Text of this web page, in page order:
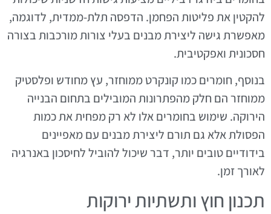
להקטין את פליטות הפחמן. הדפסה תלת-ממדית, לדוגמה,
מאפשרת גישה ליצירת מבנים בעלי צורות מורכבות בצורה
חסכונית ואפקטיבית.
בנוסף, חומרים כמו קונקרט ממוחזר, עץ מחודש ופלסטיק
ממוחזר הם חלק מהפתרונות המובילים בתחום הבנייה
הירוקה. שימוש בחומרים אלו לא רק מפחית את כמות
הפסולת אלא גם תורם ליצירת מבנים עם מאפיינים
בידודיים טובים יותר, דבר שיכול להוביל לחיסכון באנרגיה
לאורך זמן.
תכנון חוץ ותשתיות ירוקות